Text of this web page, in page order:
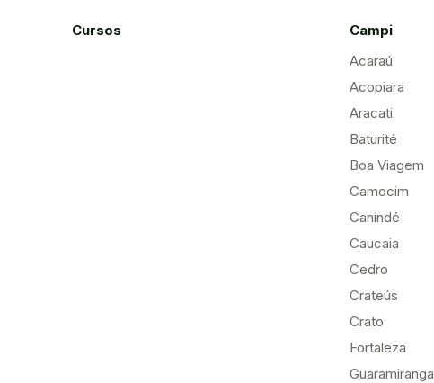
Cursos
Campi
Acaraú
Acopiara
Aracati
Baturité
Boa Viagem
Camocim
Canindé
Caucaia
Cedro
Crateús
Crato
Fortaleza
Guaramiranga